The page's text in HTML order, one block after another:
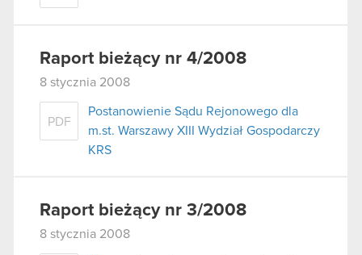
Raport bieżący nr 4/2008
8 stycznia 2008
PDF
Postanowienie Sądu Rejonowego dla
m.st. Warszawy XIII Wydział Gospodarczy
KRS
Raport bieżący nr 3/2008
8 stycznia 2008